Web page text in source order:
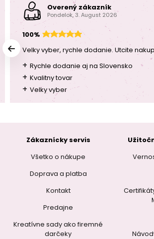
Overený zákazník
Pondelok, 3. August 2026
100%
Velky vyber, rychle dodanie. Utcite
+ Rychle dodanie aj na Slovensko
+ Kvalitny tovar
+ Velky vyber
Zákaznícky servis
Všetko o nákupe
Doprava a platba
Kontakt
Predajne
Kreatívne sady ako firemné
darčeky